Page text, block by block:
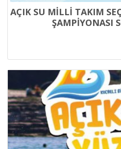
AÇIK SU MİLLİ TAKIM
ŞAMPİYONASI